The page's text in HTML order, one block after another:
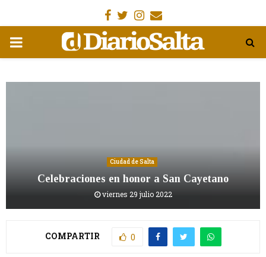
Facebook
Gorjeo
Instagram
Email
MENÚ
Ciudad de Salta
Celebraciones en honor a San Cayetano
viernes 29 julio 2022
COMPARTIR 0